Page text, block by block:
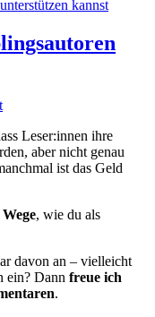
Leser:innen ihre
aber nicht genau
ist das Geld
, wie du als
davon an – vielleicht
ein? Dann freue ich
.